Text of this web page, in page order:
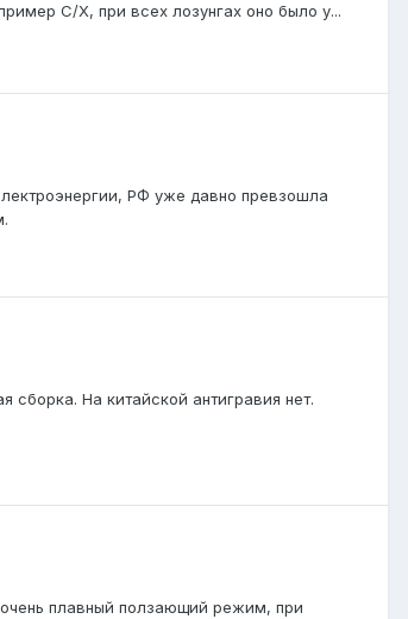
С/Х, при всех лозунгах оно было у...
РФ уже давно превзошла
сборка. На китайской антигравия нет.
плавный ползающий режим, при